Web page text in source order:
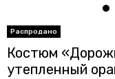
Костюм
утепленный